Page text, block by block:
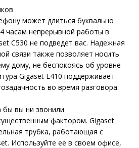
может длиться буквально
часам непрерывной работы в
C530 не подведет вас. Надежная
связи также позволяет носить
дому, не беспокоясь об уровне
Gigaset L410 поддерживает
во время разговора.
бы вы ни звонили
фактором. Gigaset
трубка, работающая с
Используйте ее в своем офисе,